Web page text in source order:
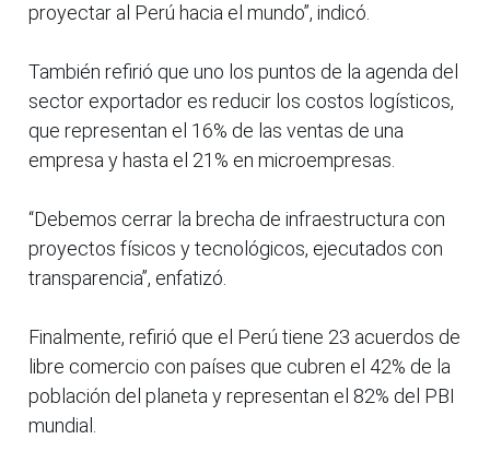
proyectar al Perú hacia el mundo”, indicó.
También refirió que uno los puntos de la agenda del
sector exportador es reducir los costos logísticos,
que representan el 16% de las ventas de una
empresa y hasta el 21% en microempresas.
“Debemos cerrar la brecha de infraestructura con
proyectos físicos y tecnológicos, ejecutados con
transparencia”, enfatizó.
Finalmente, refirió que el Perú tiene 23 acuerdos de
libre comercio con países que cubren el 42% de la
población del planeta y representan el 82% del PBI
mundial.